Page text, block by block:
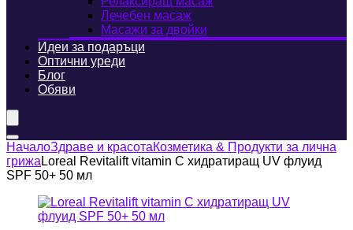
Лечебен масаж
Масажи за двойки
Идеи за подаръци
Оптични уреди
Блог
Обяви
НачалоЗдраве и красотаКозметика & Продукти за лична
грижа Loreal Revitalift vitamin C хидратиращ UV флуид
SPF 50+ 50 мл